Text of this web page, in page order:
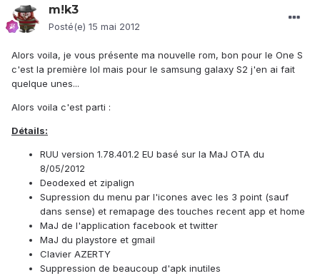
m!k3
Posté(e) 15 mai 2012
Alors voila, je vous présente ma nouvelle rom, bon pour le One S
c'est la première lol mais pour le samsung galaxy S2 j'en ai fait
quelque unes...
Alors voila c'est parti :
Détails:
RUU version 1.78.401.2 EU basé sur la MaJ OTA du
8/05/2012
Deodexed et zipalign
Supression du menu par l'icones avec les 3 point (sauf
dans sense) et remapage des touches recent app et home
MaJ de l'application facebook et twitter
MaJ du playstore et gmail
Clavier AZERTY
Suppression de beaucoup d'apk inutiles